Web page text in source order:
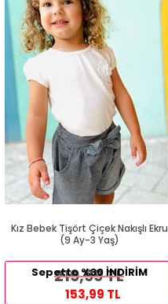
Kız Bebek Tişört Çiçek Nakışlı Ekru
(9 Ay-3 Yaş)
219,99 TL
Sepette %30 İNDİRİM
153,99 TL